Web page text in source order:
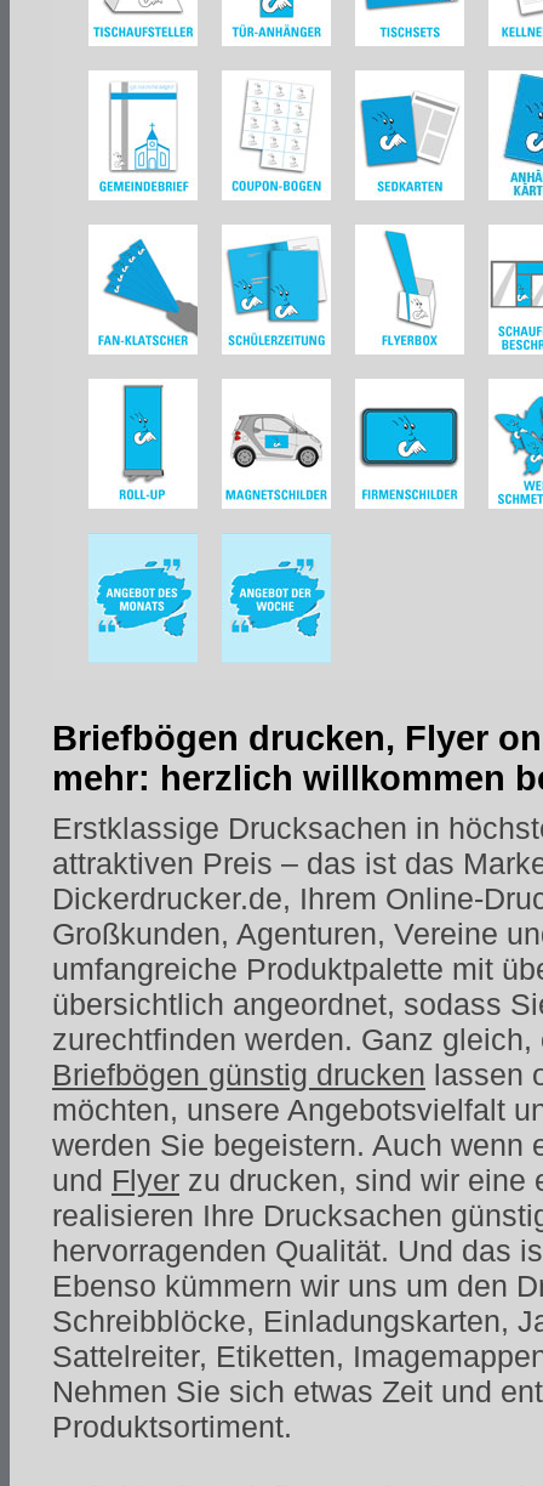
Briefbögen drucken, Flyer
mehr: herzlich willkommen
Erstklassige Drucksachen in
attraktiven Preis – das ist das
Dickerdrucker.de, Ihrem Online-
Großkunden, Agenturen, Vereine
umfangreiche Produktpalette mit
übersichtlich angeordnet, sodass
zurechtfinden werden. Ganz
Briefbögen günstig drucken lassen
möchten, unsere Angebotsvielfalt
werden Sie begeistern. Auch wenn
und Flyer zu drucken, sind wir eine
realisieren Ihre Drucksachen
hervorragenden Qualität. Und das
Ebenso kümmern wir uns um den
Schreibblöcke, Einladungskarten,
Sattelreiter, Etiketten,
Nehmen Sie sich etwas Zeit und
Produktsortiment.